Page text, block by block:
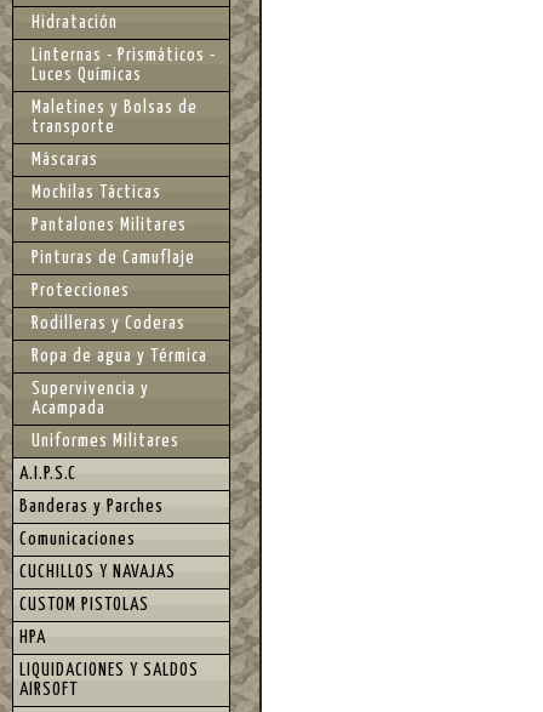
Hidratación
Linternas - Prismáticos -
Luces Químicas
Maletines y Bolsas de
transporte
Máscaras
Mochilas Tácticas
Pantalones Militares
Pinturas de Camuflaje
Protecciones
Rodilleras y Coderas
Ropa de agua y Térmica
Supervivencia y
Acampada
Uniformes Militares
A.I.P.S.C
Banderas y Parches
Comunicaciones
CUCHILLOS Y NAVAJAS
CUSTOM PISTOLAS
HPA
LIQUIDACIONES Y SALDOS
AIRSOFT